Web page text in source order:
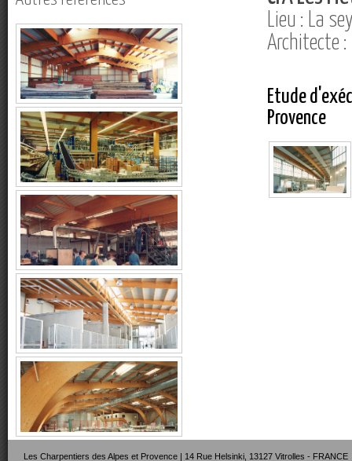
Lieu : La
Architecte :
Etude
Provence
Les Charpentiers des Alpes et Provence | 14 Rue Helsinki, 13127 Vitrolles - FRANCE